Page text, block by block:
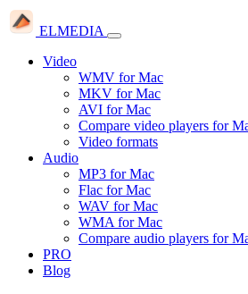
ELMEDIA
Video
WMV for Mac
MKV for Mac
AVI for Mac
Compare video players for
Video formats
Audio
MP3 for Mac
Flac for Mac
WAV for Mac
WMA for Mac
Compare audio players for
PRO
Blog